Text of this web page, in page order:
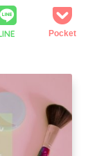
Pocket